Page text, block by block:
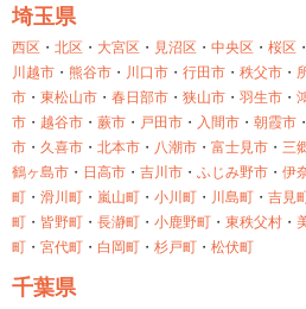
埼玉県
西区 ・ 北区 ・ 大宮区 ・ 見沼区 ・ 中央区 ・ 桜区 ・
川越市 ・ 熊谷市 ・ 川口市 ・ 行田市 ・ 秩父市 ・
市 ・ 東松山市 ・ 春日部市 ・ 狭山市 ・ 羽生市 ・
市 ・ 越谷市 ・ 蕨市 ・ 戸田市 ・ 入間市 ・ 朝霞市 ・
市 ・ 久喜市 ・ 北本市 ・ 八潮市 ・ 富士見市 ・ 三
鶴ヶ島市 ・ 日高市 ・ 吉川市 ・ ふじみ野市 ・ 伊
町 ・ 滑川町 ・ 嵐山町 ・ 小川町 ・ 川島町 ・ 吉見
町 ・ 皆野町 ・ 長瀞町 ・ 小鹿野町 ・ 東秩父村 ・
町 ・ 宮代町 ・ 白岡町 ・ 杉戸町 ・ 松伏町
千葉県